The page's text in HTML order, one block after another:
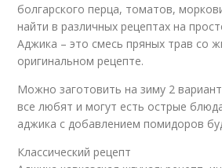
болгарского перца, томатов,
найти в различных рецептах на
Аджика – это смесь пряных трав со
оригинальном рецепте.
Можно заготовить на зиму 2
все любят и могут есть острые
аджика с добавлением помидоров
Классический рецепт